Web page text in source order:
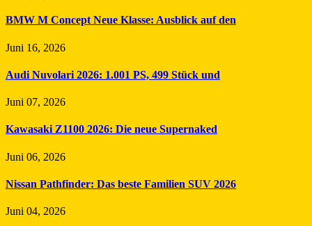
BMW M Concept Neue Klasse: Ausblick auf den
Juni 16, 2026
Audi Nuvolari 2026: 1.001 PS, 499 Stück und
Juni 07, 2026
Kawasaki Z1100 2026: Die neue Supernaked
Juni 06, 2026
Nissan Pathfinder: Das beste Familien SUV 2026
Juni 04, 2026